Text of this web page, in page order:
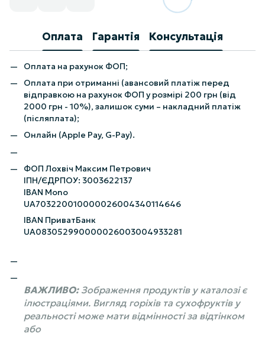
Оплата Гарантія Консультація
Оплата на рахунок ФОП;
Оплата при отриманні (авансовий платіж перед
відправкою на рахунок ФОП у розмірі 200 грн (від
2000 грн - 10%), залишок суми – накладний платіж
(післяплата);
Онлайн (Apple Pay, G-Pay).
ФОП Лохвіч Максим Петрович
ІПН/ЄДРПОУ: 3003622137
IBAN Mono
UA703220010000026004340114646
IBAN ПриватБанк
UA083052990000026003004933281
ВАЖЛИВО:Зображення продуктів у каталозі є
ілюстраціями. Вигляд горіхів та сухофруктів у
реальності може мати відмінності за відтінком
або